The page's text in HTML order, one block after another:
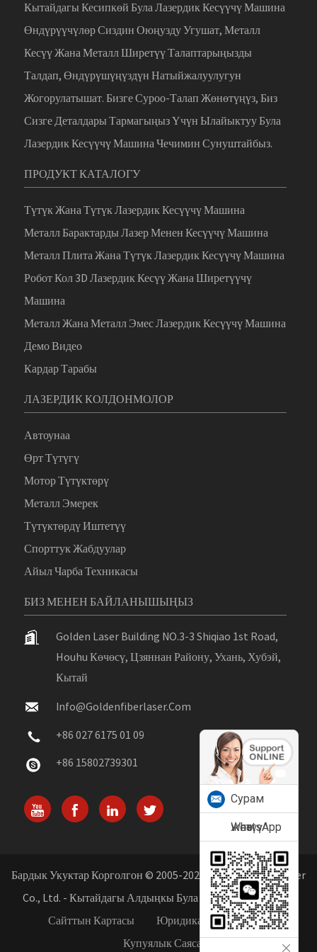
Кытайдагы Кесипкөй Була Лазердик Кесүүчү Машина
Өндүрүүчүлөр Сиздин Оюңузду Угушат, Металл
Кесүү Жана Металл Ширетүү Талаптарыңызды
Талдап, Өндүрүшүңүздүн Натыйжалуулугун
Жогорулатышат. Бизге Суроо-Талап Жөнөтүңүз, Биз
Сизге Деталдары Тармагыңыз Үчүн Ылайыктуу Була
Лазердик Кесүүчү Машина Чечимин Сунуштайбыз.
ПРОДУКТ КАТАЛОГУ
Түтүк Жана Түтүк Лазердик Кесүүчү Машина
Металл Барактарды Лазер Менен Кесүүчү Машина
Металл Плита Жана Түтүк Лазердик Кесүүчү Машина
Робот Кол 3D Лазердик Кесүү Жана Ширетүүчү
Машина
Металл Жана Металл Эмес Лазердик Кесүүчү Машина
Демо Видео
Кардар Тарабы
ЛАЗЕРДИК КОЛДОНМОЛОР
Автоунаа
Өрт Түтүгү
Мотор Түтүктөрү
Металл Эмерек
Түтүктөрдү Иштетүү
Спорттук Жабдуулар
Айыл Чарба Техникасы
БИЗ МЕНЕН БАЙЛАНЫШЫҢЫЗ
Golden Laser Building NO.3-3 Shiqiao 1st Road,
Houhu Көчөсү, Цзяннан Району, Ухань, Хубэй,
Кытай
Info@goldenfiberlaser.com
+86 027 6175 01 09
+86 15802739301
Бардык Укуктар Корголгон © 2005-2026 Wuhan Golden Laser
Co., Ltd. - Кытайдагы Алдыңкы Була Лазер Өндүрүүчүсү
Сайттын Картасы
Юридикалык Эскертүү
Купуялык Саясаты
Сурам
жөнөтүү
WhatsApp